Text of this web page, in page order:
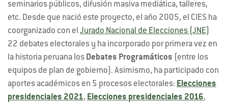
seminarios públicos, difusión masiva mediática, talleres,
etc. Desde que nació este proyecto, el año 2005, el CIES ha
coorganizado con el Jurado Nacional de Elecciones (JNE)
22 debates electorales y ha incorporado por primera vez en
la historia peruana los Debates Programáticos (entre los
equipos de plan de gobierno). Asimismo, ha participado con
aportes académicos en 5 procesos electorales: Elecciones
presidenciales 2021, Elecciones presidenciales 2016,